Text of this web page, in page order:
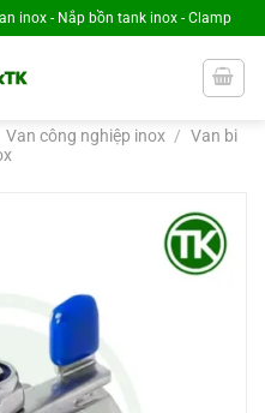
inox - Nắp bồn tank inox - Clamp
Van công nghiệp inox / Van bi